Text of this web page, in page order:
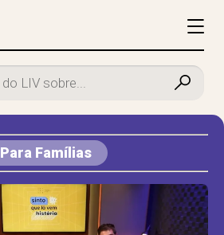
Para Famílias